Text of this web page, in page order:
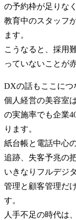
の予約枠が足りな
教育中のスタッフ
ます。
こうなると、採用
っていないことが
DXの話もここにつ
個人経営の美容室
の実施率でも企業
ります。
紙台帳と電話中心
追跡、失客予兆の
いきなりフルデジ
管理と顧客管理だ
す。
人手不足の時代は